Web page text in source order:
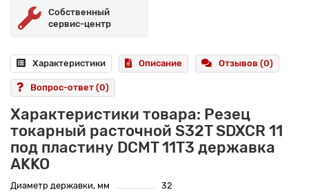
Собственный
сервис-центр
Характеристики Описание Отзывов (0)
Вопрос-ответ (0)
Характеристики товара: Резец
токарный расточной S32T SDXCR 11
под пластину DCMT 11T3 державка
AKKO
Диаметр державки, мм
32